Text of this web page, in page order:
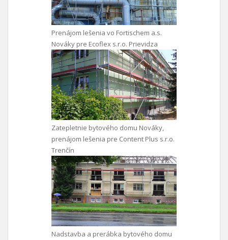
Prenájom lešenia vo Fortischem a.s.
Nováky pre Ecoflex s.r.o. Prievidza
Zatepletnie bytového domu Nováky,
prenájom lešenia pre Content Plus s.r.o.
Trenčín
Nadstavba a prerábka bytového domu